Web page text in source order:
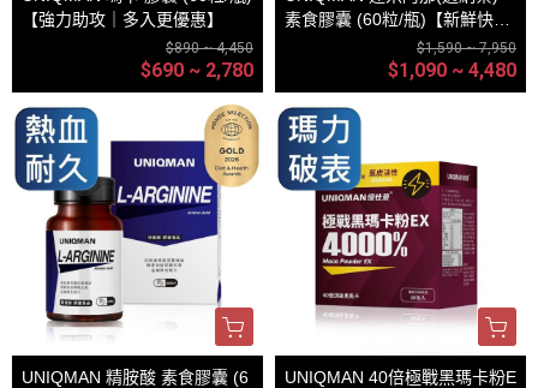
【強力助攻｜多入更優惠】
$890 ~ 4,450
$690 ~ 2,780
素食膠囊 (60粒/瓶)【新鮮快感
$1,590 ~ 7,950
$1,090 ~ 4,480
UNIQMAN 精胺酸 素食膠囊 (6
UNIQMAN 40倍極戰黑瑪卡粉E